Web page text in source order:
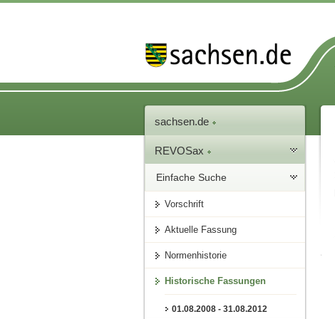
sachsen.de
REVOSax
Einfache Suche
Vorschrift
Aktuelle Fassung
Normenhistorie
Historische Fassungen
01.08.2008 - 31.08.2012